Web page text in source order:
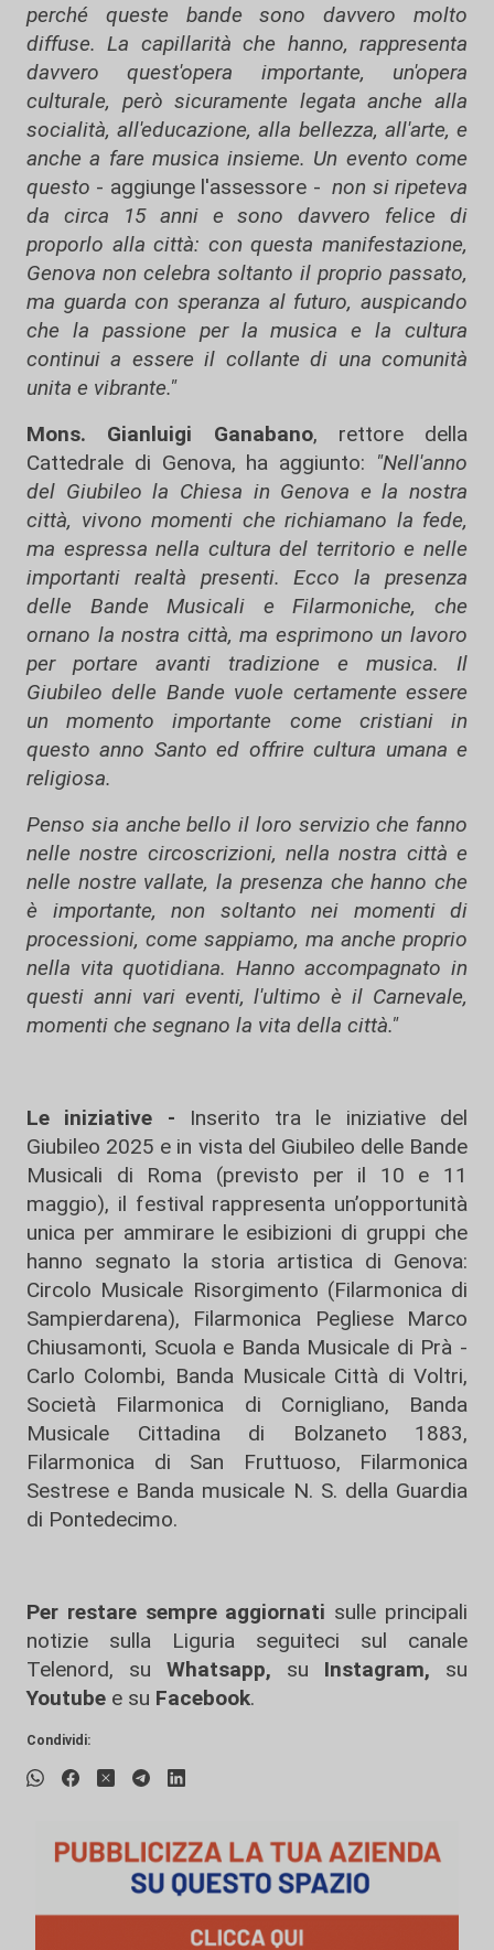
perché queste bande sono davvero molto
diffuse. La capillarità che hanno, rappresenta
davvero quest'opera importante, un'opera
culturale, però sicuramente legata anche alla
socialità, all'educazione, alla bellezza, all'arte, e
anche a fare musica insieme. Un evento come
questo - aggiunge l'assessore -non si ripeteva
da circa 15 anni e sono davvero felice di
proporlo alla città: con questa manifestazione,
Genova non celebra soltanto il proprio passato,
ma guarda con speranza al futuro, auspicando
che la passione per la musica e la cultura
continui a essere il collante di una comunità
unita e vibrante."
Mons. Gianluigi Ganabano, rettore della
Cattedrale di Genova, ha aggiunto: "Nell'anno
del Giubileo la Chiesa in Genova e la nostra
città, vivono momenti che richiamano la fede,
ma espressa nella cultura del territorio e nelle
importanti realtà presenti. Ecco la presenza
delle Bande Musicali e Filarmoniche, che
ornano la nostra città, ma esprimono un lavoro
per portare avanti tradizione e musica. Il
Giubileo delle Bande vuole certamente essere
un momento importante come cristiani in
questo anno Santo ed offrire cultura umana e
religiosa.
Penso sia anche bello il loro servizio che fanno
nelle nostre circoscrizioni, nella nostra città e
nelle nostre vallate, la presenza che hanno che
è importante, non soltanto nei momenti di
processioni, come sappiamo, ma anche proprio
nella vita quotidiana. Hanno accompagnato in
questi anni vari eventi, l'ultimo è il Carnevale,
momenti che segnano la vita della città."
Le iniziative - Inserito tra le iniziative del
Giubileo 2025 e in vista del Giubileo delle Bande
Musicali di Roma (previsto per il 10 e 11
maggio), il festival rappresenta un’opportunità
unica per ammirare le esibizioni di gruppi che
hanno segnato la storia artistica di Genova:
Circolo Musicale Risorgimento (Filarmonica di
Sampierdarena), Filarmonica Pegliese Marco
Chiusamonti, Scuola e Banda Musicale di Prà -
Carlo Colombi, Banda Musicale Città di Voltri,
Società Filarmonica di Cornigliano, Banda
Musicale Cittadina di Bolzaneto 1883,
Filarmonica di San Fruttuoso, Filarmonica
Sestrese e Banda musicale N. S. della Guardia
di Pontedecimo.
Per restare sempre aggiornati sulle principali
notizie sulla Liguria seguiteci sul canale
Telenord, su
Whatsapp, su Instagram, su
Youtube e su Facebook.
Condividi: